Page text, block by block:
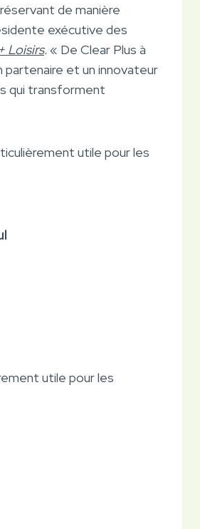
de manière
exécutive des
Loisirs.« De Clear Plus à
et un innovateur
qui transforment
utile pour les
utile pour les